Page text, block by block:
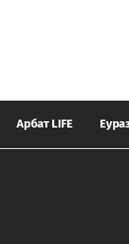
Арбат LIFE